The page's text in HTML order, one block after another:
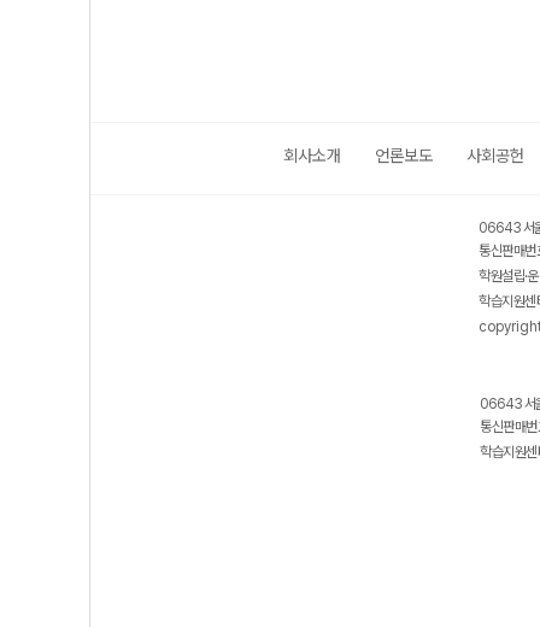
회사소개 언론보도 사회공헌
06643 서
통신판매
학원설립·
학습지원
06643 서
통신판매
학습지원